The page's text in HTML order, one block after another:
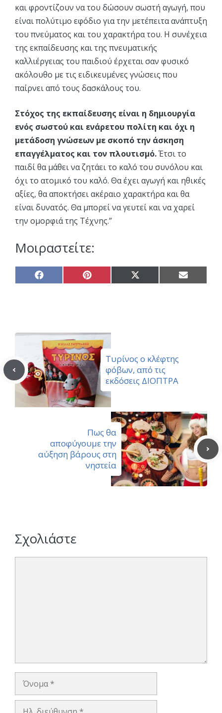
και φροντίζουν να του δώσουν σωστή αγωγή, που
είναι πολύτιμο εφόδιο για την μετέπειτα ανάπτυξη
του πνεύματος και του χαρακτήρα του. Η συνέχεια
της εκπαίδευσης και της πνευματικής
καλλιέργειας του παιδιού έρχεται σαν φυσικό
ακόλουθο με τις ειδικευμένες γνώσεις που
παίρνει από τους δασκάλους του.
Στόχος της εκπαίδευσης είναι η δημιουργία
ενός σωστού και ενάρετου πολίτη και όχι η
μετάδοση γνώσεων με σκοπό την άσκηση
επαγγέλματος και τον πλουτισμό.Έτσι το
παιδί θα μάθει να ζητάει το καλό του συνόλου και
όχι το ατομικό του καλό. Θα έχει αγωγή και ηθικές
αξίες, θα αποκτήσει ακέραιο χαρακτήρα και θα
είναι δυνατός. Θα μπορεί να γευτεί και να χαρεί
την ομορφιά της Τέχνης.”
Μοιραστείτε:
Share
on
Share
on
Share
on
Share
on
Τυρίνος ο κλέφτης
φόβων, από τις
εκδόσεις ΔΙΟΠΤΡΑ
Πως θα
αποφύγουμε την
αύξηση βάρους στη
νηστεία
Σχολιάστε
Όνομα
Ηλ.